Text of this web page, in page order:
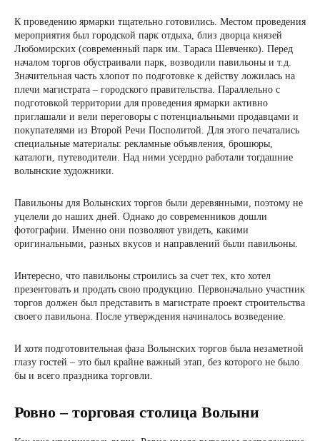
К проведению ярмарки тщательно готовились. Местом проведения
мероприятия был городской парк отдыха, близ дворца князей
Любомирских (современный парк им. Тараса Шевченко). Перед
началом торгов обустраивали парк, возводили павильоны и т.д.
Значительная часть хлопот по подготовке к действу ложилась на
плечи магистрата – городского правительства. Параллельно с
подготовкой территории для проведения ярмарки активно
приглашали и вели переговоры с потенциальными продавцами и
покупателями из Второй Речи Посполитой. Для этого печатались
специальные материалы: рекламные объявления, брошюры,
каталоги, путеводители. Над ними усердно работали тогдашние
волынские художники.
Павильоны для Волынских торгов были деревянными, поэтому не
уцелели до наших дней. Однако до современников дошли
фотографии. Именно они позволяют увидеть, какими
оригинальными, разных вкусов и направлений были павильоны.
Интересно, что павильоны строились за счет тех, кто хотел
презентовать и продать свою продукцию. Первоначально участник
торгов должен был представить в магистрате проект строительства
своего павильона. После утверждения начиналось возведение.
И хотя подготовительная фаза Волынских торгов была незаметной
глазу гостей – это был крайне важный этап, без которого не было
бы и всего праздника торговли.
Ровно – торговая столица Волыни